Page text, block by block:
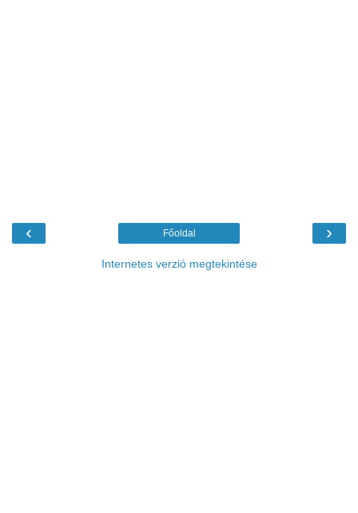
‹ ›
Főoldal
Internetes verzió megtekintése